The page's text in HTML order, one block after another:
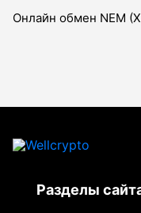
Онлайн обмен NEM
Разделы